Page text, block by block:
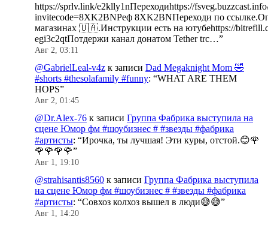
https://sprlv.link/e2klly1nПереходиhttps://
invitecode=8XK2BNРеф 8XK2BNПереходи по
магазинах 🇺🇦.Инструкции есть на ютубеhttps://
egi3c2qtПотдержи канал донатом Tether trc…”
Авг 2, 03:11
@GabrielLeal-v4z к записи Dad Megaknight Mom 🤣
#shorts #thesolafamily #funny: “WHAT ARE THEM
HOPS”
Авг 2, 01:45
@Dr.Alex-76 к записи Группа Фабрика выступила на
сцене Юмор фм #шоубизнес # #звезды #фабрика
#артисты: “Ирочка, ты лучшая! Эти куры, отстой.😊🌹
🌹🌹🌹🌹”
Авг 1, 19:10
@strahisantis8560 к записи Группа Фабрика выступила
на сцене Юмор фм #шоубизнес # #звезды #фабрика
#артисты: “Совхоз колхоз вышел в люди😅😅”
Авг 1, 14:20